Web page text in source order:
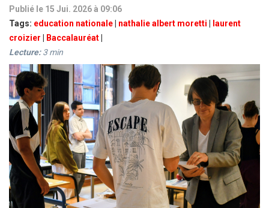
Publié le 15 Jui. 2026 à 09:06
Tags: education nationale nathalie albert moretti
laurent
croizier
Baccalauréat
Lecture: 3min